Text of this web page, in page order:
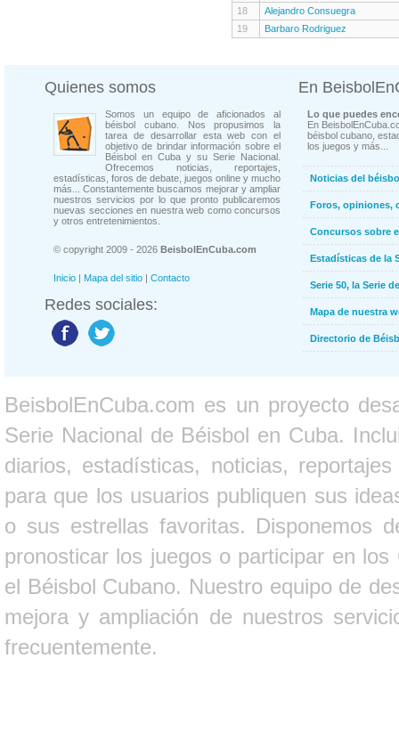
18
Alejandro Consuegra
19
Barbaro Rodriguez
Quienes somos
Somos un equipo de aficionados al
béisbol cubano. Nos propusimos la
tarea de desarrollar esta web con el
objetivo de brindar información sobre el
Béisbol en Cuba y su Serie Nacional.
Ofrecemos noticias, reportajes,
estadísticas, foros de debate, juegos online y mucho
más... Constantemente buscamos mejorar y ampliar
nuestros servicios por lo que pronto publicaremos
nuevas secciones en nuestra web como concursos
y otros entretenimientos.
© copyright 2009 - 2026 BeisbolEnCuba.com
Inicio | Mapa del sitio | Contacto
Redes sociales:
En
Lo que puedes
En
béisbol cubano,
los juegos y más...
Noticias del
Foros, opiniones,
Concursos sobre
Estadísticas de la
Serie 50, la Serie
Mapa de nuestra
Directorio de
BeisbolEnCuba.com es un proyecto
Serie Nacional de Béisbol en Cuba.
diarios, estadísticas, noticias,
para que los usuarios publiquen sus
o sus estrellas favoritas. Disponemos
pronosticar los juegos o participar en
el Béisbol Cubano. Nuestro equipo de
mejora y ampliación de nuestros
frecuentemente.